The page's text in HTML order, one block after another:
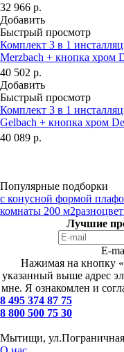
32 966 р.
Добавить
Быстрый просмотр
Комплект 3 в 1
Merzbach + кнопка хром
40 502 р.
Добавить
Быстрый просмотр
Комплект 3 в 1
Gelbach + кнопка хром
40 089 р.
Популярные подборки
с конусной формой
комнаты 200 м2
Лучшие
E-
Нажимая на кнопку
указанный выше адрес
мне. Я ознакомлен и
8 495 374 87 75
8 800 500 75 30
Мытищи,